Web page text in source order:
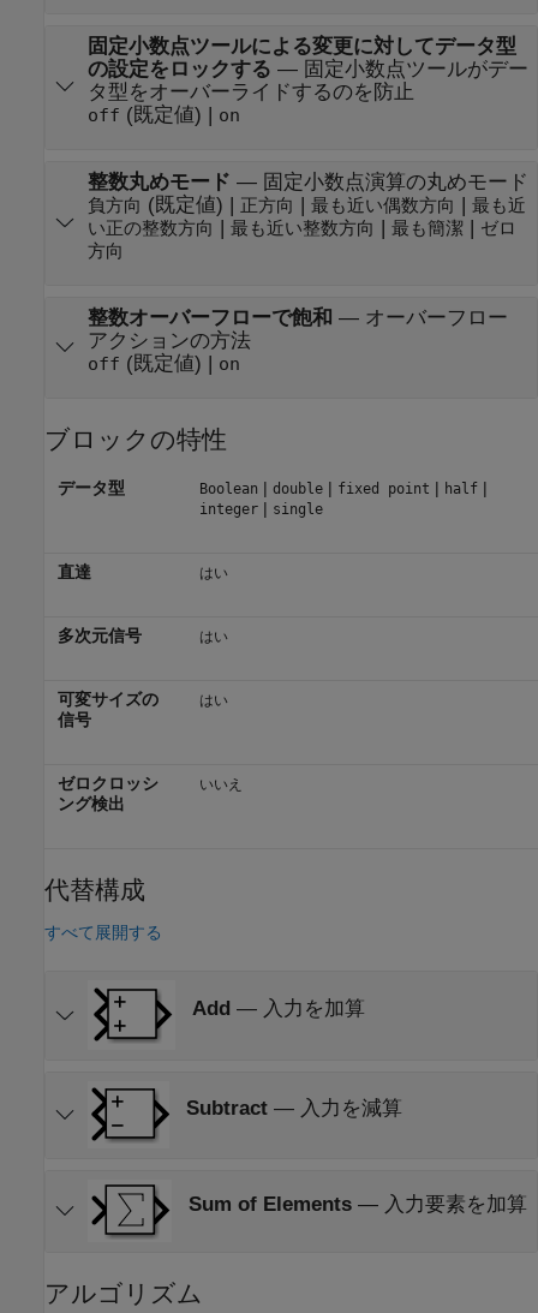
固定小数点ツールによる変更に対してデータ型
の設定をロックする — 固定小数点ツールがデー
タ型をオーバーライドするのを防止
off (既定値) | on
整数丸めモード — 固定小数点演算の丸めモード
負方向 (既定値) | 正方向 | 最も近い偶数方向 | 最も近
い正の整数方向 | 最も近い整数方向 | 最も簡潔| ゼロ
方向
整数オーバーフローで飽和 — オーバーフロー
アクションの方法
off (既定値) | on
ブロックの特性
データ型 Boolean | double| fixed point | half|
integer| single
直達 はい
多次元信号 はい
可変サイズの
信号
はい
ゼロクロッシ
ング検出
いいえ
代替構成
すべて展開する
Add — 入力を加算
Subtract— 入力を減算
Sum of Elements— 入力要素を加算
アルゴリズム